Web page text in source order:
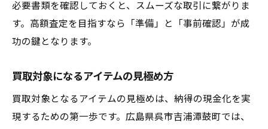
必要書類を確認しておくと、スムーズな取引に繋がりま
す。高額査定を目指すなら「準備」と「事前確認」が成
功の鍵となります。
買取対象になるアイテムの見極め方
買取対象となるアイテムの見極めは、納得の現金化を実
現するための第一歩です。広島県呉市吉浦潭鼓町では、